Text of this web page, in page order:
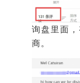
询盘里面
商。